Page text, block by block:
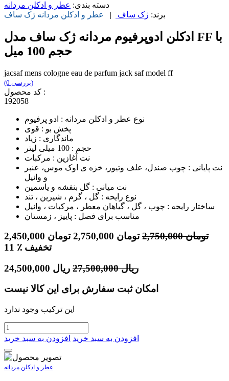
دسته بندی: عطر و ادکلن مردانه
برند: ژک ساف | عطر و ادکلن مردانه ژک ساف
ادکلن ادوپرفیوم مردانه ژک‌ ساف مدل FF با
حجم 100 میل
jacsaf mens cologne eau de parfum jack saf model ff
(0 بررسی)
کد محصول :
192058
نوع عطر و ادکلن مردانه : ادو پرفیوم
پخش بو : قوی
ماندگاری : زیاد
حجم : 100 میلی لیتر
نت آغازین : مرکبات
نت پایانی : چوب صندل، علف وتیور، خزه ی اوک موس، عنبر
و وانیل
نت میانی : گل بنفشه و یاسمین
نوع رایحه : گل ، گرم ، شیرین ، تند
ساختار رایحه : چوب ، گل ، گیاهان معطر ، مرکبات ، وانیل
مناسب برای فصل : پاییز ، زمستان
2,450,000 تومان 2,750,000تومان 2,750,000 تومان
11
٪ تخفیف
24,500,000 ریال 27,500,000 ریال
امکان ثبت سفارش برای این کالا نیست
این ترکیب وجود ندارد
افزودن به سبد خرید افزودن به سبد خرید
عطر و ادکلن مردانه